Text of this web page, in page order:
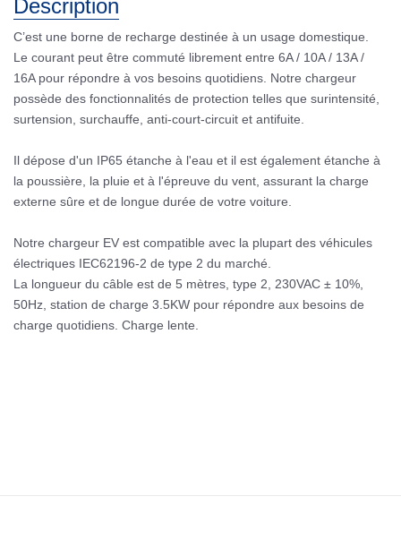
Description
C’est une borne de recharge destinée à un usage domestique.
Le courant peut être commuté librement entre 6A / 10A / 13A /
16A pour répondre à vos besoins quotidiens. Notre chargeur
possède des fonctionnalités de protection telles que surintensité,
surtension, surchauffe, anti-court-circuit et antifuite.
Il dépose d'un IP65 étanche à l'eau et il est également étanche à
la poussière, la pluie et à l'épreuve du vent, assurant la charge
externe sûre et de longue durée de votre voiture.
Notre chargeur EV est compatible avec la plupart des véhicules
électriques IEC62196-2 de type 2 du marché.
La longueur du câble est de 5 mètres, type 2, 230VAC ± 10%,
50Hz, station de charge 3.5KW pour répondre aux besoins de
charge quotidiens. Charge lente.